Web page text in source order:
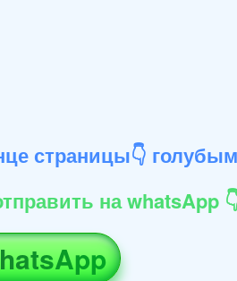
страницы👇
на whatsApp